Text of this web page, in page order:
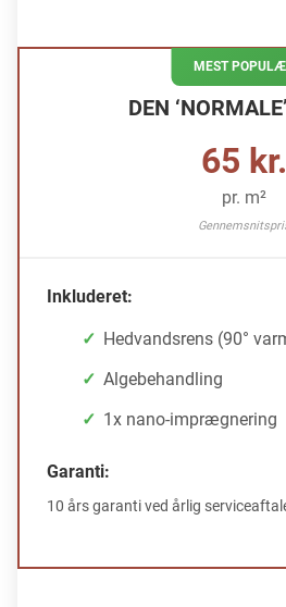
MEST
DEN
65 kr.
pr. m²
Inkluderet:
Hedvandsrens (90°
Algebehandling
1x nano-imprægnering
Garanti:
10 års garanti ved årlig